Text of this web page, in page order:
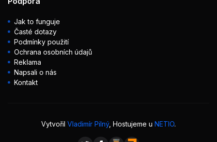
Jak to funguje
Časté dotazy
Podmínky použití
Ochrana osobních údajů
Reklama
Napsali o nás
Kontakt
Vytvořil Vladimír Pilný, Hostujeme u NETIO.